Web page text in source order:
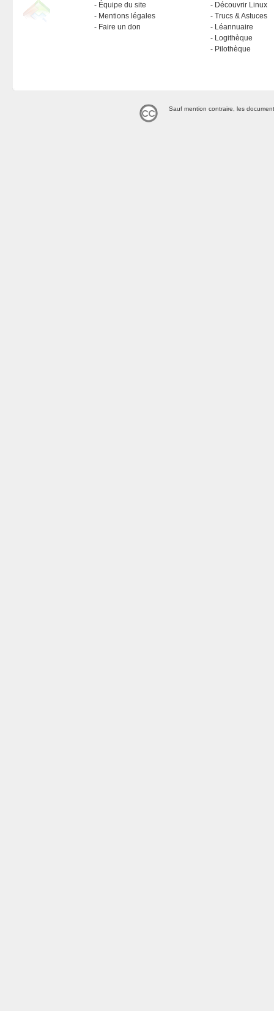
Équipe du site
Mentions légales
Faire un don
Découvrir Linux
Trucs & Astuces
Léannuaire
Logithèque
Pilothèque
Sauf mention contraire, les